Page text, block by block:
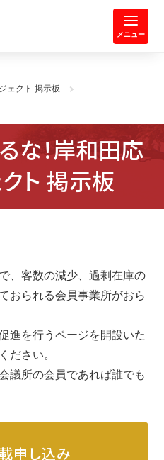
田商工会議所 | 人・祭り・城。
メニュー
ェクト 掲示板
な！岸和田応
ト 掲示板
、客数の減少、過剰在庫の
おられる会員事業所がおら
進を行うページを開設いた
ださい。
議所の会員であれば誰でも
申し込み